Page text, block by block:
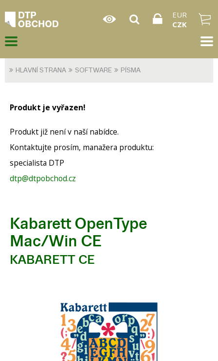
EUR
CZK
HLAVNÍ STRANA SOFTWARE PÍSMA
Produkt je vyřazen!
Produkt již není v naší nabídce.
Kontaktujte prosím, manažera produktu:
specialista DTP
dtp@dtpobchod.cz
Kabarett OpenType
Mac/Win CE
KABARETT CE